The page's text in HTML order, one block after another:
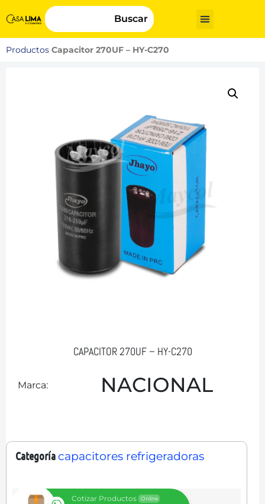
Buscar
Productos Capacitor 270UF – HY-C270
CAPACITOR 270UF – HY-C270
Marca: NACIONAL
Categoría capacitores refrigeradoras
Cotizar Productos Online